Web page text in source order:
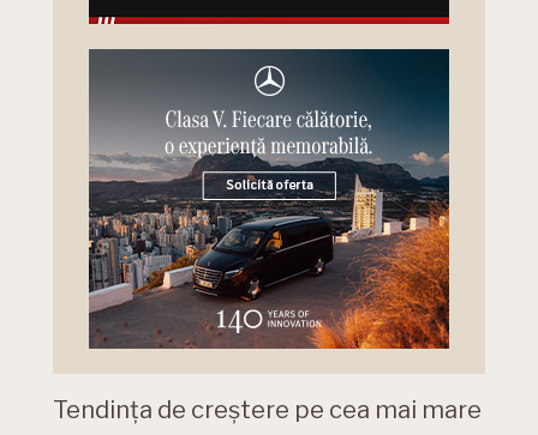
Tendința de creștere pe cea mai mare